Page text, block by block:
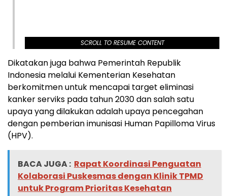
SCROLL TO RESUME CONTENT
Dikatakan juga bahwa Pemerintah Republik
Indonesia melalui Kementerian Kesehatan
berkomitmen untuk mencapai target eliminasi
kanker serviks pada tahun 2030 dan salah satu
upaya yang dilakukan adalah upaya pencegahan
dengan pemberian imunisasi Human Papilloma Virus
(HPV).
BACA JUGA : Rapat Koordinasi Penguatan
Kolaborasi Puskesmas dengan Klinik TPMD
untuk Program Prioritas Kesehatan